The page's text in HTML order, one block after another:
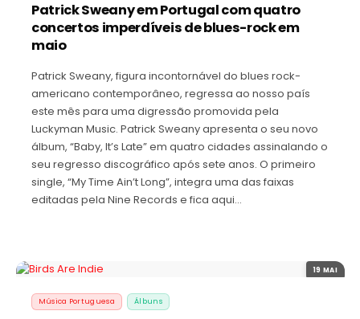
Patrick Sweany em Portugal com quatro
concertos imperdíveis de blues-rock em
maio
Patrick Sweany, figura incontornável do blues rock-
americano contemporâneo, regressa ao nosso país
este mês para uma digressão promovida pela
Luckyman Music. Patrick Sweany apresenta o seu novo
álbum, “Baby, It’s Late” em quatro cidades assinalando o
seu regresso discográfico após sete anos. O primeiro
single, “My Time Ain’t Long”, integra uma das faixas
editadas pela Nine Records e fica aqui…
19 MAI
Música Portuguesa Álbuns